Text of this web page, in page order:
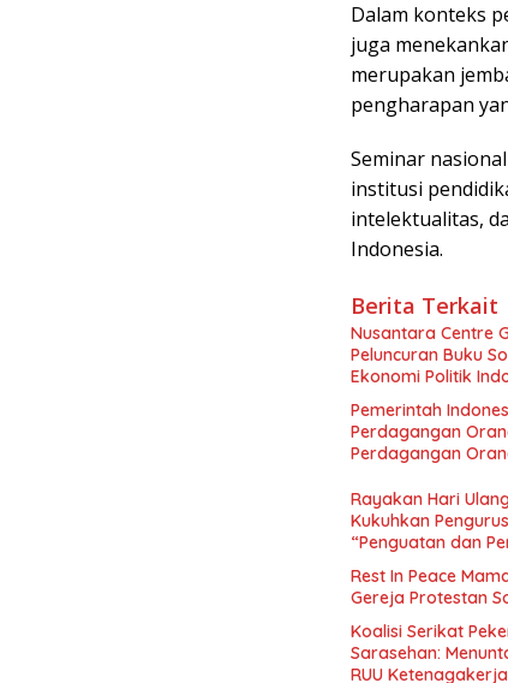
Dalam konteks
juga
merupakan
pengharapan
Seminar
institusi
intelektualitas,
Indonesia.
Berita Terkait
Nusantara Centre
Peluncuran Buku
Ekonomi Politik
Perekonomian
Indonesia Emas
Pemerintah
Perdagangan
Perdagangan
Rayakan Hari
Kukuhkan
“Penguatan dan
Indonesia dan
Rest In Peace
Gereja Protestan
Koalisi Serikat
Sarasehan:
RUU